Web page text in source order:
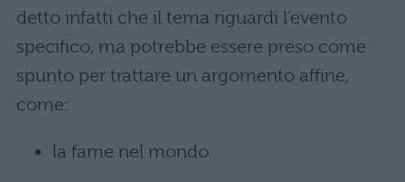
detto infatti che il tema riguardi l’evento
specifico, ma potrebbe essere preso come
spunto per trattare un argomento affine,
come:
la fame nel mondo